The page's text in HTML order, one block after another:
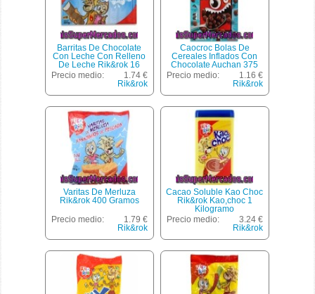
Barritas De Chocolate
Con Leche Con Relleno
De Leche Rik&rok 16
Unidades 200 Gramos
Precio medio:
1.74 €
Rik&rok
Caocroc Bolas De
Cereales Inflados Con
Chocolate Auchan 375
Gramos
Precio medio:
1.16 €
Rik&rok
Varitas De Merluza
Rik&rok 400 Gramos
Precio medio:
1.79 €
Rik&rok
Cacao Soluble Kao Choc
Rik&rok Kao,choc 1
Kilogramo
Precio medio:
3.24 €
Rik&rok